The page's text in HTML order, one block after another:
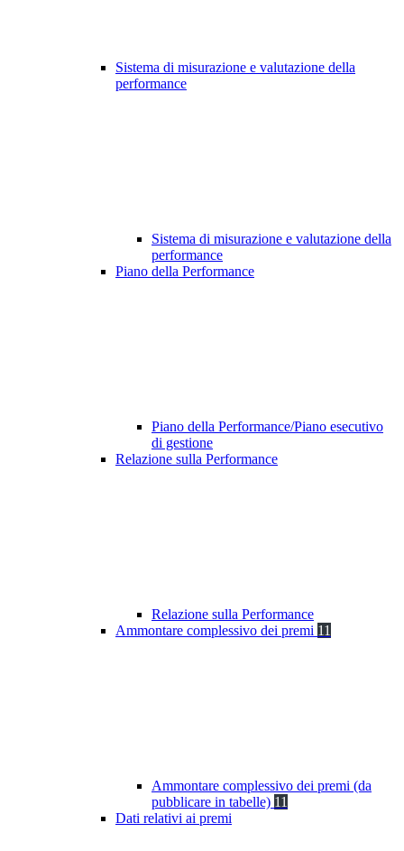
Sistema di misurazione e valutazione della
performance
Sistema di misurazione e valutazione della
performance
Piano della Performance
Piano della Performance/Piano esecutivo
di gestione
Relazione sulla Performance
Relazione sulla Performance
Ammontare complessivo dei premi 11
Ammontare complessivo dei premi (da
pubblicare in tabelle) 11
Dati relativi ai premi